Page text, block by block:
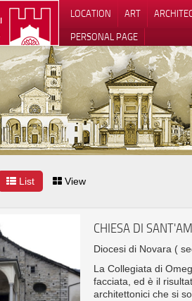
LOCATION ART
PERSONAL PAGE
List View
CHIESA DI
Diocesi di Novara (
La Collegiata di
facciata, ed è il
architettonici che si